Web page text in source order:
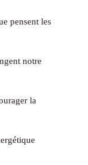
pensent les
notre
la